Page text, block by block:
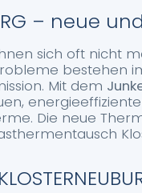
–
sich oft nicht
bestehen
Mit dem
Die neue